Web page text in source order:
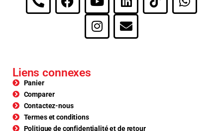
Liens connexes
Panier
Comparer
Contactez-nous
Termes et conditions
Politique de confidentialité et de retour